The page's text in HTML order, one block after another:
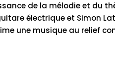
de la mélodie et du
électrique et Simon
une musique au relief